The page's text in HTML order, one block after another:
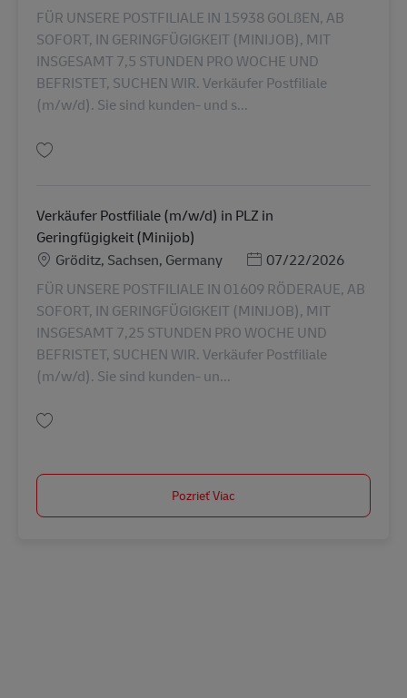
FÜR UNSERE POSTFILIALE IN 15938 GOLßEN, AB
SOFORT, IN GERINGFÜGIGKEIT (MINIJOB), MIT
INSGESAMT 7,5 STUNDEN PRO WOCHE UND
BEFRISTET, SUCHEN WIR. Verkäufer Postfiliale
(m/w/d). Sie sind kunden- und s...
Verkäufer Postfiliale (m/w/d) in PLZ in
Geringfügigkeit (Minijob)
MiestoGröditz, Sachsen, Germany Posted Date
07/22/2026
FÜR UNSERE POSTFILIALE IN 01609 RÖDERAUE, AB
SOFORT, IN GERINGFÜGIGKEIT (MINIJOB), MIT
INSGESAMT 7,25 STUNDEN PRO WOCHE UND
BEFRISTET, SUCHEN WIR. Verkäufer Postfiliale
(m/w/d). Sie sind kunden- un...
Pozrieť Viac